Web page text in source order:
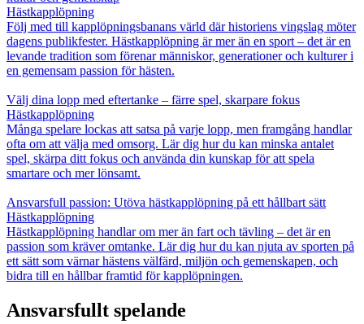
Hästkapplöpning
Följ med till kapplöpningsbanans värld där historiens vingslag möter
dagens publikfester. Hästkapplöpning är mer än en sport – det är en
levande tradition som förenar människor, generationer och kulturer i
en gemensam passion för hästen.
Välj dina lopp med eftertanke – färre spel, skarpare fokus
Hästkapplöpning
Många spelare lockas att satsa på varje lopp, men framgång handlar
ofta om att välja med omsorg. Lär dig hur du kan minska antalet
spel, skärpa ditt fokus och använda din kunskap för att spela
smartare och mer lönsamt.
Ansvarsfull passion: Utöva hästkapplöpning på ett hållbart sätt
Hästkapplöpning
Hästkapplöpning handlar om mer än fart och tävling – det är en
passion som kräver omtanke. Lär dig hur du kan njuta av sporten på
ett sätt som värnar hästens välfärd, miljön och gemenskapen, och
bidra till en hållbar framtid för kapplöpningen.
Ansvarsfullt spelande